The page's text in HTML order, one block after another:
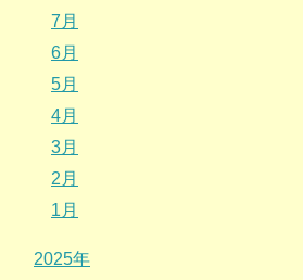
7月
6月
5月
4月
3月
2月
1月
2025年